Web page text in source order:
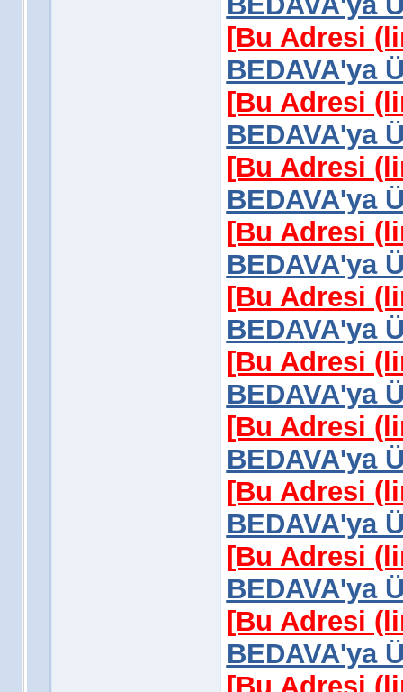
[Bu Adresi
BEDAVA'ya
[Bu Adresi
BEDAVA'ya
[Bu Adresi
BEDAVA'ya
[Bu Adresi
BEDAVA'ya
[Bu Adresi
BEDAVA'ya
[Bu Adresi
BEDAVA'ya
[Bu Adresi
BEDAVA'ya
[Bu Adresi
BEDAVA'ya
[Bu Adresi
BEDAVA'ya
[Bu Adresi
BEDAVA'ya